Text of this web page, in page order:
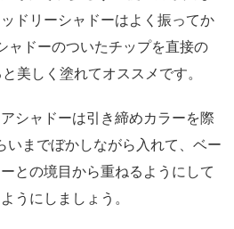
ドリーシャドーはよく振ってか
ャドーのついたチップを直接の
美しく塗れてオススメです。
シャドーは引き締めカラーを際
いまでぼかしながら入れて、ベー
との境目から重ねるようにして
うにしましょう。